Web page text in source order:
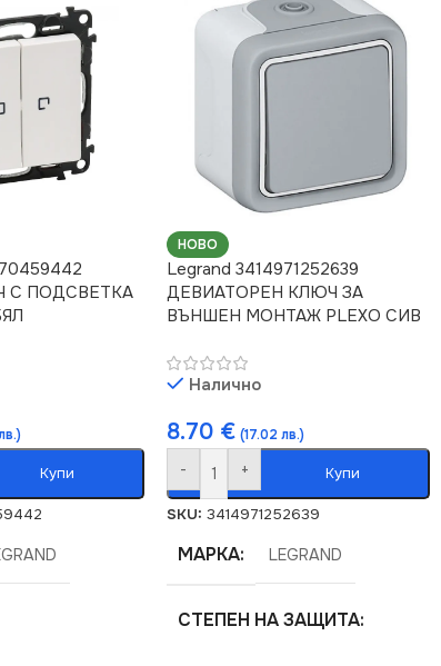
С ПОДСВЕТКА
Купи
НОВО
Legrand 3414971252639
ДЕВИАТОРЕН КЛЮЧ ЗА
ВЪНШЕН МОНТАЖ PLEXO СИВ
Налично
8.70 € (17.02 лв.)
- + Купи
SKU:3414971252639
МАРКА LEGRAND
СТЕПЕН НА ЗАЩИТА